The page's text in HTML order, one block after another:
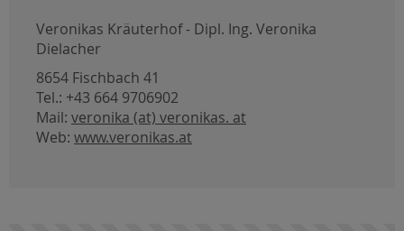
Veronikas Kräuterhof - Dipl. Ing. Veronika
Dielacher
8654 Fischbach 41
Tel.: +43 664 9706902
Mail: veronika (at) veronikas. at
Web: www.veronikas.at